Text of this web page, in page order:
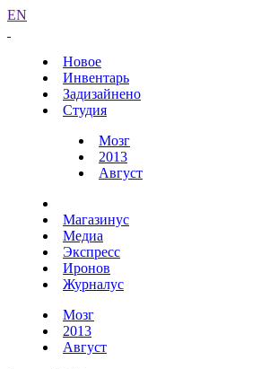
EN
Новое
Инвентарь
Задизайнено
Студия
Мозг
2013
Август
Магазинус
Медиа
Экспресс
Иронов
Журналус
Мозг
2013
Август